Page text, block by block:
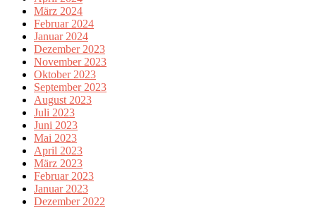
März 2024
Februar 2024
Januar 2024
Dezember 2023
November 2023
Oktober 2023
September 2023
August 2023
Juli 2023
Juni 2023
Mai 2023
April 2023
März 2023
Februar 2023
Januar 2023
Dezember 2022